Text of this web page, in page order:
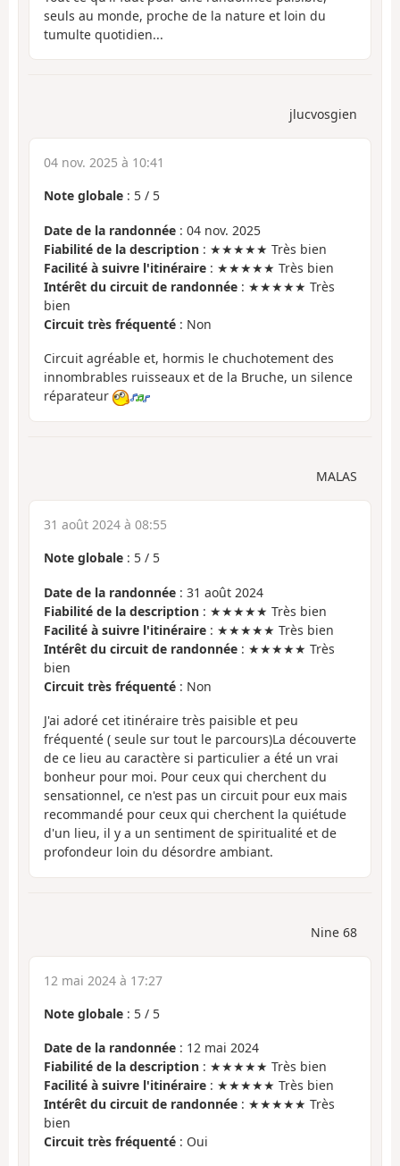
seuls au monde, proche de la nature et loin du
tumulte quotidien...
jlucvosgien
04 nov. 2025 à 10:41
Note globale : 5 / 5
Date de la randonnée : 04 nov. 2025
Fiabilité de la description : ★★★★★ Très bien
Facilité à suivre l'itinéraire : ★★★★★ Très bien
Intérêt du circuit de randonnée : ★★★★★ Très
bien
Circuit très fréquenté : Non
Circuit agréable et, hormis le chuchotement des
innombrables ruisseaux et de la Bruche, un silence
réparateur
MALAS
31 août 2024 à 08:55
Note globale : 5 / 5
Date de la randonnée : 31 août 2024
Fiabilité de la description : ★★★★★ Très bien
Facilité à suivre l'itinéraire : ★★★★★ Très bien
Intérêt du circuit de randonnée : ★★★★★ Très
bien
Circuit très fréquenté : Non
J'ai adoré cet itinéraire très paisible et peu
fréquenté ( seule sur tout le parcours)La découverte
de ce lieu au caractère si particulier a été un vrai
bonheur pour moi. Pour ceux qui cherchent du
sensationnel, ce n'est pas un circuit pour eux mais
recommandé pour ceux qui cherchent la quiétude
d'un lieu, il y a un sentiment de spiritualité et de
profondeur loin du désordre ambiant.
Nine 68
12 mai 2024 à 17:27
Note globale : 5 / 5
Date de la randonnée : 12 mai 2024
Fiabilité de la description : ★★★★★ Très bien
Facilité à suivre l'itinéraire : ★★★★★ Très bien
Intérêt du circuit de randonnée : ★★★★★ Très
bien
Circuit très fréquenté : Oui